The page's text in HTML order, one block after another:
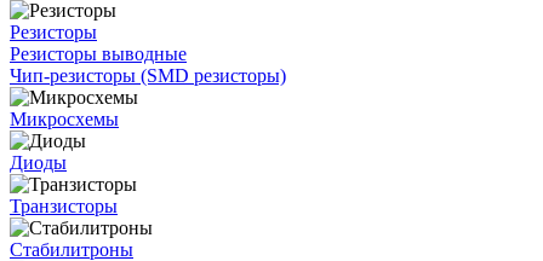
Резисторы
Резисторы выводные
Чип-резисторы (SMD резисторы)
Микросхемы
Диоды
Транзисторы
Стабилитроны